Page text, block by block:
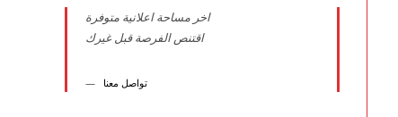
اخر مساحة اعلانية متوفرة
اقتنص الفرصة قبل غيرك
تواصل معنا